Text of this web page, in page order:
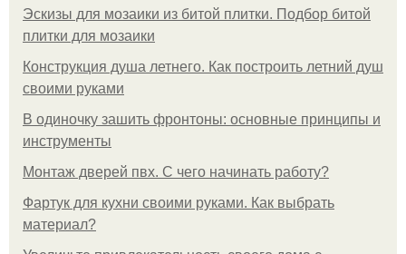
Эскизы для мозаики из битой плитки. Подбор битой
плитки для мозаики
Конструкция душа летнего. Как построить летний душ
своими руками
В одиночку зашить фронтоны: основные принципы и
инструменты
Монтаж дверей пвх. С чего начинать работу?
Фартук для кухни своими руками. Как выбрать
материал?